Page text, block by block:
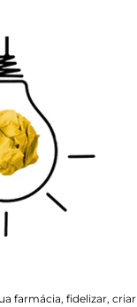
farmácia, fidelizar, criar